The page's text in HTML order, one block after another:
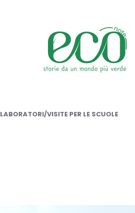
LABORATORI/VISITE PER LE SCUOLE